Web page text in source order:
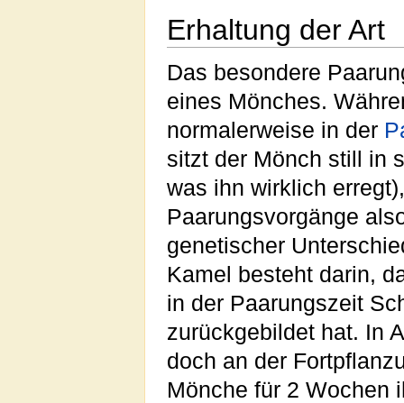
Erhaltung der Art
Das besondere
eines Mönches.
normalerweise in der
sitzt der Mönch still in
was ihn wirklich
Paarungsvorgänge
genetischer
Kamel besteht darin,
in der Paarungszeit
zurückgebildet hat. In
doch an der
Mönche für 2 Wochen